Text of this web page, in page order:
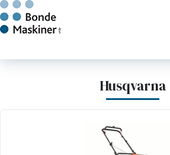
Husqvarna